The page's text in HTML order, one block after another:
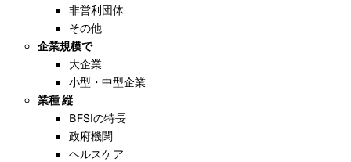
非営利団体
その他
企業規模で
大企業
小型・中型企業
業種 縦
BFSIの特長
政府機関
ヘルスケア